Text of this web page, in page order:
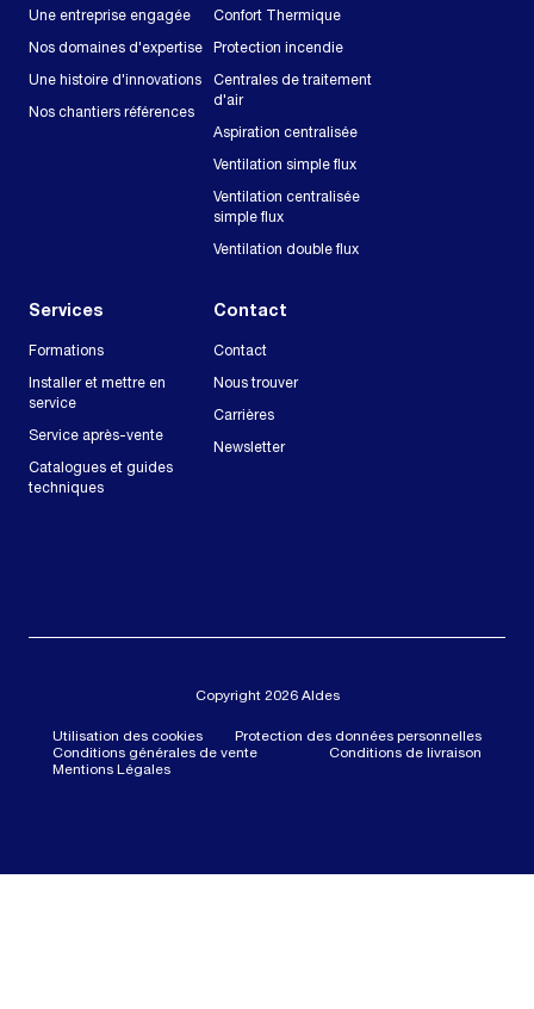
Une entreprise engagée
Nos domaines d'expertise
Une histoire d'innovations
Nos chantiers références
Confort Thermique
Protection incendie
Centrales de traitement
d'air
Aspiration centralisée
Ventilation simple flux
Ventilation centralisée
simple flux
Ventilation double flux
Services
Formations
Installer et mettre en
service
Service après-vente
Catalogues et guides
techniques
Contact
Contact
Nous trouver
Carrières
Newsletter
Copyright 2026 Aldes
Utilisation des cookies
Protection des données personnelles
Conditions générales de vente
Conditions de livraison
Mentions Légales